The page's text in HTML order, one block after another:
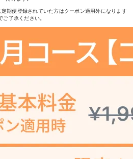
期便登録されていた方はクーポン適用外になります
ご了承ください。